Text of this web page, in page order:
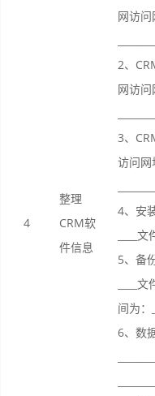
4
整理
CRM软
件信息
网访问
2、
网访问
3、
访问网
4、安
____
5、备
____
间为：
6、数